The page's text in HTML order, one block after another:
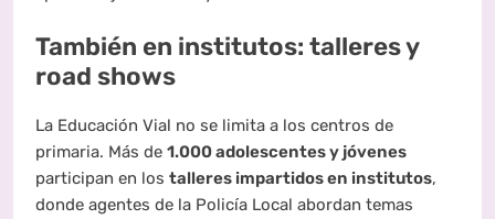
También en institutos: talleres y
road shows
La Educación Vial no se limita a los centros de
primaria. Más de 1.000 adolescentes y jóvenes
participan en los talleres impartidos en institutos,
donde agentes de la Policía Local abordan temas